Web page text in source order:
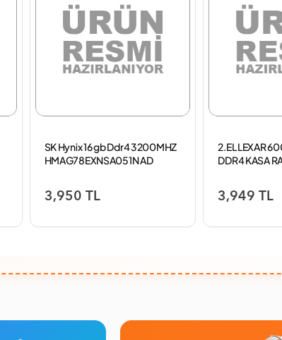
SK Hynix 16 gb Ddr4 3200MHZ
HMAG78EXNSA051N AD
3,950 TL
2.EL LEXAR
DDR4 KASA
3,949 TL